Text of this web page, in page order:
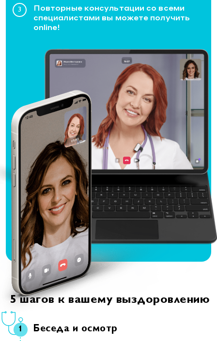
Повторные консультации cо всеми
специалистами вы можете получить
online!
5 шагов к вашему выздоровлению
Беседа и осмотр